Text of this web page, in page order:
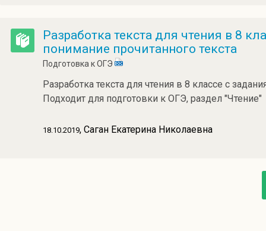
Разработка текста для чтения в 8
понимание прочитанного текста
Подготовка к ОГЭ
Разработка текста для чтения в 8 классе с
Подходит для подготовки к ОГЭ, раздел "Чтение"
18.10.2019, Саган Екатерина Николаевна